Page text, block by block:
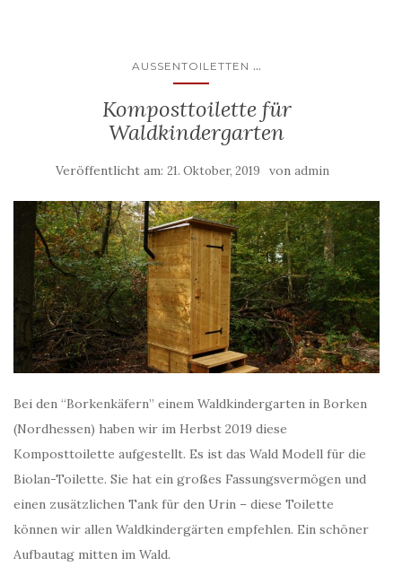
AUSSENTOILETTEN ...
Komposttoilette für
Waldkindergarten
Veröffentlicht am: 21. Oktober, 2019 von admin
Bei den “Borkenkäfern” einem Waldkindergarten in Borken
(Nordhessen) haben wir im Herbst 2019 diese
Komposttoilette aufgestellt. Es ist das Wald Modell für die
Biolan-Toilette. Sie hat ein großes Fassungsvermögen und
einen zusätzlichen Tank für den Urin – diese Toilette
können wir allen Waldkindergärten empfehlen. Ein schöner
Aufbautag mitten im Wald.